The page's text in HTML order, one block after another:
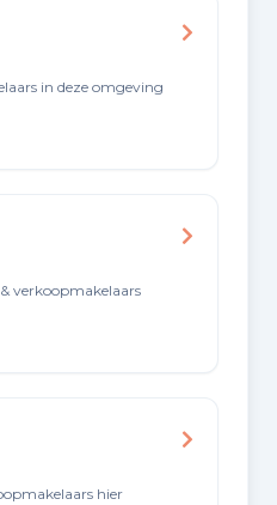
in deze omgeving
verkoopmakelaars
hier